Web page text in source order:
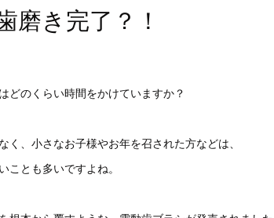
磨き完了？！
どのくらい時間をかけていますか？
く、小さなお子様やお年を召された方などは、
ことも多いですよね。